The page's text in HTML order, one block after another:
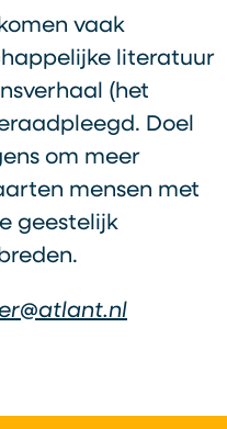
vaak
literatuur
(het
Doel
om meer
mensen met
geestelijk